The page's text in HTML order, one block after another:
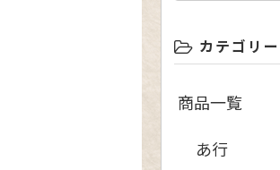
カテゴリー
商品一覧
あ行